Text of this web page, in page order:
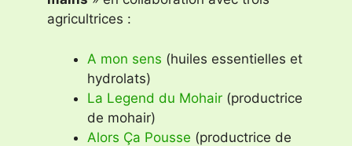
agricultrices :
A mon sens (huiles essentielles et
hydrolats)
La Legend du Mohair (productrice
de mohair)
Alors Ça Pousse (productrice de